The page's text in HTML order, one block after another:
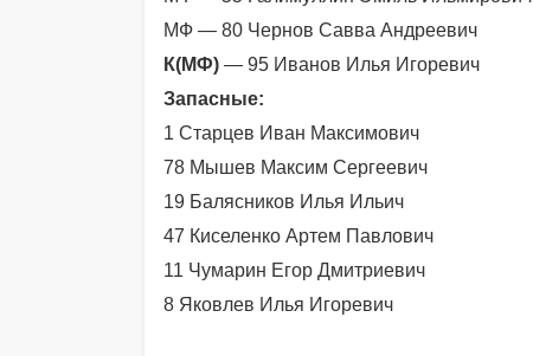
МФ — 80 Чернов Савва Андреевич
К(МФ) — 95 Иванов Илья Игоревич
Запасные:
1 Старцев Иван Максимович
78 Мышев Максим Сергеевич
19 Балясников Илья Ильич
47 Киселенко Артем Павлович
11 Чумарин Егор Дмитриевич
8 Яковлев Илья Игоревич